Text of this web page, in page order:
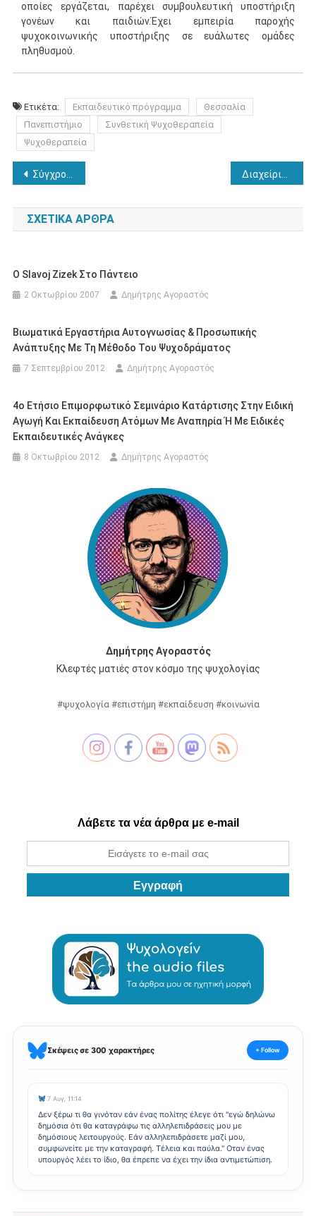
οποίες εργάζεται, παρέχει συμβουλευτική υποστήριξη
γονέων και παιδιών.Έχει εμπειρία παροχής
ψυχοκοινωνικής υποστήριξης σε ευάλωτες ομάδες
πληθυσμού.
Ετικέτα: Εκπαιδευτικό πρόγραμμα
Θεσσαλία
Πανεπιστήμιο
Συνθετική Ψυχοθεραπεία
Ψυχοθεραπεία
Πλοήγηση
άρθρων
Σύγχρονα θεωρητικά πλαίσια για την εγκατάλειψη των σπουδών
ΣΧΕΤΙΚΆ ΆΡΘΡΑ
O Slavoj Zizek Στο Πάντειο
2 Οκτωβρίου 2007 Δημήτρης Αγοραστός
Βιωματικά Εργαστήρια Αυτογνωσίας & Προσωπικής
Ανάπτυξης Με Τη Μέθοδο Του Ψυχοδράματος
7 Σεπτεμβρίου 2012 Δημήτρης Αγοραστός
4ο Ετήσιο Επιμορφωτικό Σεμινάριο Κατάρτισης Στην Ειδική
Αγωγή Και Εκπαίδευση Ατόμων Με Αναπηρία Ή Με Ειδικές
Εκπαιδευτικές Ανάγκες
8 Οκτωβρίου 2012 Δημήτρης Αγοραστός
Δημήτρης Αγοραστός
Κλεφτές ματιές στον κόσμο της ψυχολογίας
#ψυχολογία #επιστήμη #εκπαίδευση #κοινωνία
Λάβετε τα νέα άρθρα με e-mail
Σκέψεις σε 300 χαρακτήρες + Follow
7 Αυγ, 11:14
Δεν ξέρω τι θα γινόταν εάν ένας πολίτης έλεγε ότι "εγώ δηλώνω
δημόσια ότι θα καταγράφω τις αλληλεπιδράσεις μου με
δημόσιους λειτουργούς. Εάν αλληλεπιδράσετε μαζί μου,
συμφωνείτε με την καταγραφή. Τέλεια και παύλα." Οταν ένας
υπουργός λέει το ίδιο, θα έπρεπε να έχει την ίδια αντιμετώπιση.